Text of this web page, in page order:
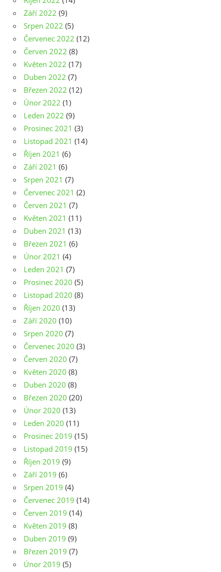
Září 2022 (9)
Srpen 2022 (5)
Červenec 2022 (12)
Červen 2022 (8)
Květen 2022 (17)
Duben 2022 (7)
Březen 2022 (12)
Únor 2022 (1)
Leden 2022 (9)
Prosinec 2021 (3)
Listopad 2021 (14)
Říjen 2021 (6)
Září 2021 (6)
Srpen 2021 (7)
Červenec 2021 (2)
Červen 2021 (7)
Květen 2021 (11)
Duben 2021 (13)
Březen 2021 (6)
Únor 2021 (4)
Leden 2021 (7)
Prosinec 2020 (5)
Listopad 2020 (8)
Říjen 2020 (13)
Září 2020 (10)
Srpen 2020 (7)
Červenec 2020 (3)
Červen 2020 (7)
Květen 2020 (8)
Duben 2020 (8)
Březen 2020 (20)
Únor 2020 (13)
Leden 2020 (11)
Prosinec 2019 (15)
Listopad 2019 (15)
Říjen 2019 (9)
Září 2019 (6)
Srpen 2019 (4)
Červenec 2019 (14)
Červen 2019 (14)
Květen 2019 (8)
Duben 2019 (9)
Březen 2019 (7)
Únor 2019 (5)